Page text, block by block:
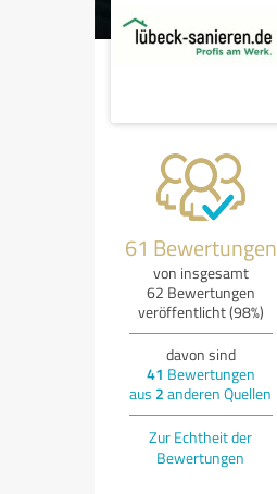
61 Bewertungen
von insgesamt
62 Bewertungen
veröffentlicht (98%)
davon sind
41 Bewertungen
aus 2 anderen Quellen
Zur Echtheit der
Bewertungen